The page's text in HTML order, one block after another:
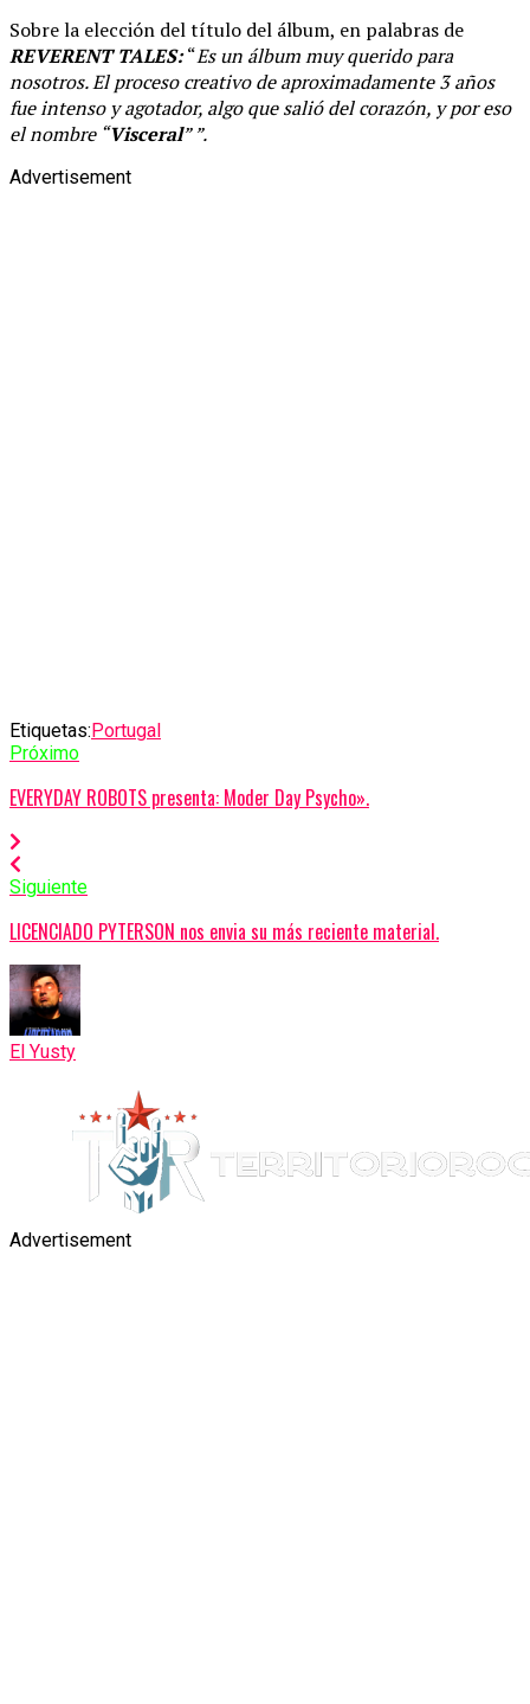
Sobre la elección del título del álbum, en palabras de
REVERENT TALES: “Es un álbum muy querido para
nosotros. El proceso creativo de aproximadamente 3 años
fue intenso y agotador, algo que salió del corazón, y por eso
el nombre “Visceral” ”.
Advertisement
Etiquetas: Portugal
Próximo
EVERYDAY ROBOTS presenta: Moder Day Psycho».
Siguiente
LICENCIADO PYTERSON nos envia su más reciente material.
El Yusty
Advertisement